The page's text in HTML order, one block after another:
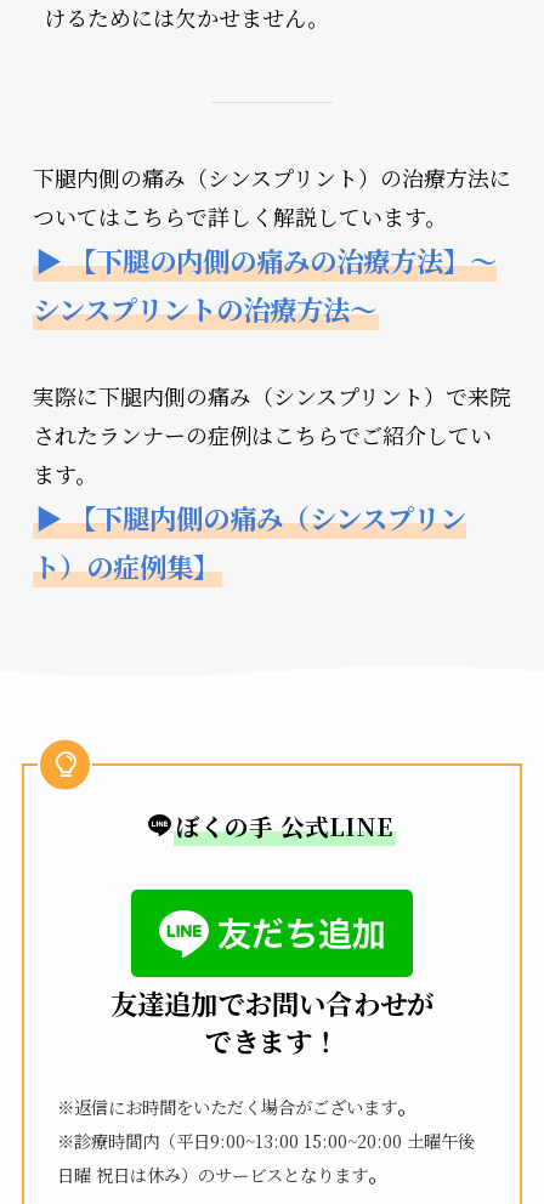
けるためには欠かせません。
下腿内側の痛み（シンスプリント）の治療方法に
ついてはこちらで詳しく解説しています。
▶ 【下腿の内側の痛みの治療方法】～
シンスプリントの治療方法～
実際に下腿内側の痛み（シンスプリント）で来院
されたランナーの症例はこちらでご紹介してい
ます。
▶【下腿内側の痛み（シンスプリン
ト）の症例集】
ぼくの手 公式LINE
友達追加でお問い合わせが
できます！
※返信にお時間をいただく場合がございます。
※診療時間内（平日9:00~13:00 15:00~20:00 土曜午後
日曜 祝日は休み）のサービスとなります。